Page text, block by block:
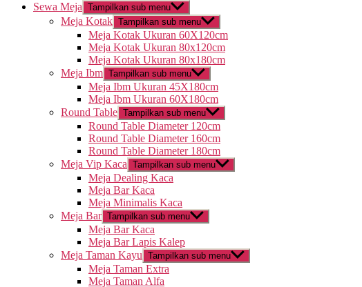
Sewa Meja Tampilkan sub menu
Meja Kotak Tampilkan sub menu
Meja Kotak Ukuran 60X120cm
Meja Kotak Ukuran 80x120cm
Meja Kotak Ukuran 80x180cm
Meja Ibm Tampilkan sub menu
Meja Ibm Ukuran 45X180cm
Meja Ibm Ukuran 60X180cm
Round Table Tampilkan sub menu
Round Table Diameter 120cm
Round Table Diameter 160cm
Round Table Diameter 180cm
Meja Vip Kaca Tampilkan sub menu
Meja Dealing Kaca
Meja Bar Kaca
Meja Minimalis Kaca
Meja Bar Tampilkan sub menu
Meja Bar Kaca
Meja Bar Lapis Kalep
Meja Taman Kayu Tampilkan sub menu
Meja Taman Extra
Meja Taman Alfa